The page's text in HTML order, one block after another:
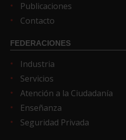
Publicaciones
Contacto
FEDERACIONES
Industria
Servicios
Atención a la Ciudadanía
Enseñanza
Seguridad Privada